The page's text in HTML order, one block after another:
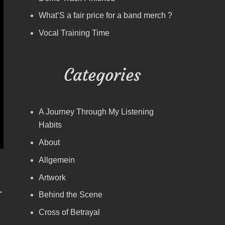
What’S a fair price for a band merch ?
Vocal Training Time
Categories
A Journey Through My Listening
Habits
About
Allgemein
Artwork
Behind the Scene
Cross of Betrayal